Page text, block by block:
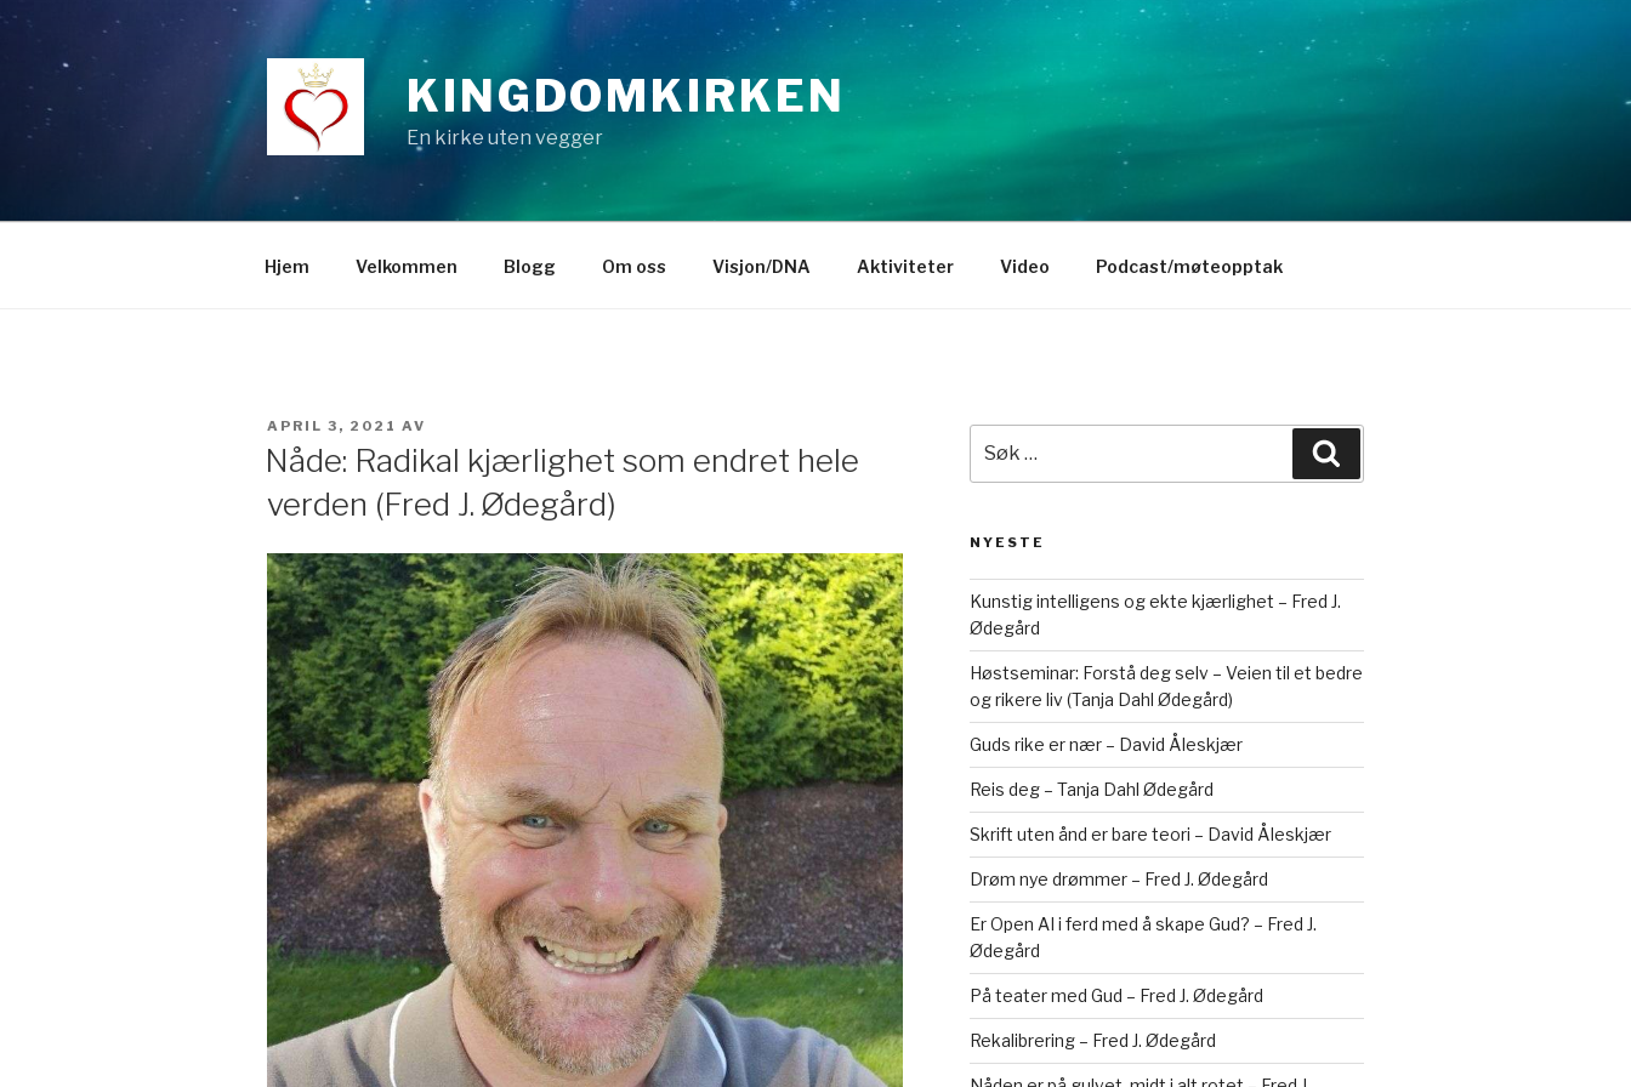
Gå
innhold
KINGDOMKIRKEN
En kirke uten vegger
Hjem Velkommen Blogg Om oss Visjon/DNA Aktiviteter Video Podcast/møteopptak
PUBLISERT
APRIL 3, 2021 AV
Nåde: Radikal kjærlighet som endret hele
verden (Fred J. Ødegård)
etter:
NYESTE
Kunstig intelligens og ekte kjærlighet – Fred J.
Ødegård
Høstseminar: Forstå deg selv – Veien til et bedre
og rikere liv (Tanja Dahl Ødegård)
Guds rike er nær – David Åleskjær
Reis deg – Tanja Dahl Ødegård
Skrift uten ånd er bare teori – David Åleskjær
Drøm nye drømmer – Fred J. Ødegård
Er Open AI i ferd med å skape Gud? – Fred J.
Ødegård
På teater med Gud – Fred J. Ødegård
Rekalibrering – Fred J. Ødegård